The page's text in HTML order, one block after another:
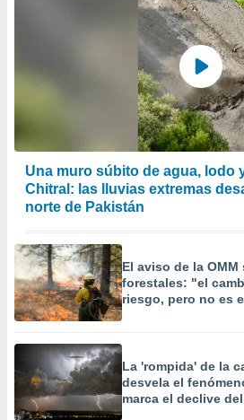
Una muro súbito de agua, lodo
Chitral: las lluvias extremas
norte de Pakistán
El aviso de la
forestales: "el
riesgo, pero no es
La 'rompida' de la
desvela el
marca el declive